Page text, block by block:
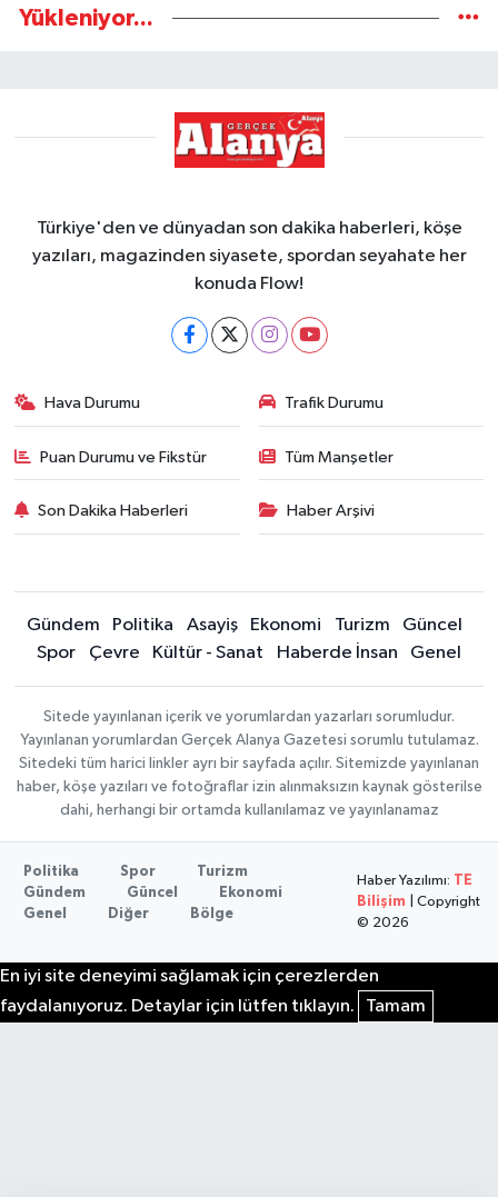
Yükleniyor...
Türkiye'den ve dünyadan son dakika haberleri, köşe
yazıları, magazinden siyasete, spordan seyahate her
konuda Flow!
Hava Durumu Trafik Durumu
Puan Durumu ve Fikstür Tüm Manşetler
Son Dakika Haberleri Haber Arşivi
Gündem Politika Asayiş Ekonomi Turizm
Güncel
Spor
Çevre Kültür - Sanat Haberde İnsan Genel
Sitede yayınlanan içerik ve yorumlardan yazarları sorumludur.
Yayınlanan yorumlardan Gerçek Alanya Gazetesi sorumlu tutulamaz.
Sitedeki tüm harici linkler ayrı bir sayfada açılır. Sitemizde yayınlanan
haber, köşe yazıları ve fotoğraflar izin alınmaksızın kaynak gösterilse
dahi, herhangi bir ortamda kullanılamaz ve yayınlanamaz
Politika Spor
Turizm
Gündem
Güncel
Ekonomi
Genel
Diğer Bölge
Haber Yazılımı:
TE
Bilişim | Copyright
© 2026
En iyi site deneyimi sağlamak için çerezlerden
faydalanıyoruz. Detaylar için lütfen tıklayın.
Tamam